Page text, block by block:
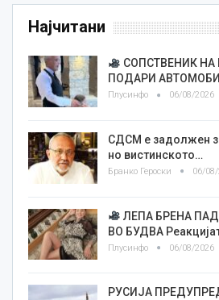
Најчитани
СОПСТВЕНИК НА
ПОДАРИ
Плусинфо 06/08/2026
СДСМ е задолжен
но вистинското…
Бранко Героски 06/
ЛЕПА БРЕНА
ВО БУДВА
Плусинфо 06/08/2026
РУСИЈА